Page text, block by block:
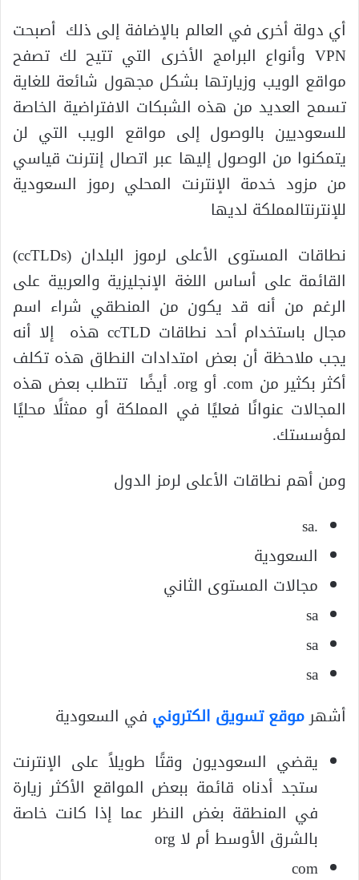
أي دولة أخرى في العالم بالإضافة إلى ذلك أصبحت
VPN وأنواع البرامج الأخرى التي تتيح لك تصفح
مواقع الويب وزيارتها بشكل مجهول شائعة للغاية
تسمح العديد من هذه الشبكات الافتراضية الخاصة
للسعوديين بالوصول إلى مواقع الويب التي لن
يتمكنوا من الوصول إليها عبر اتصال إنترنت قياسي
من مزود خدمة الإنترنت المحلي رموز السعودية
للإنترنتالمملكة لديها
نطاقات المستوى الأعلى لرموز البلدان (ccTLDs)
القائمة على أساس اللغة الإنجليزية والعربية على
الرغم من أنه قد يكون من المنطقي شراء اسم
مجال باستخدام أحد نطاقات ccTLD هذه إلا أنه
يجب ملاحظة أن بعض امتدادات النطاق هذه تكلف
أكثر بكثير من com. أو org. أيضًا تتطلب بعض هذه
المجالات عنوانًا فعليًا في المملكة أو ممثلًا محليًا
لمؤسستك.
ومن أهم نطاقات الأعلى لرمز الدول
.sa
السعودية
مجالات المستوى الثاني
sa
sa
sa
أشهرموقع تسويق الكتروني في السعودية
يقضي السعوديون وقتًا طويلاً على الإنترنت
ستجد أدناه قائمة ببعض المواقع الأكثر زيارة
في المنطقة بغض النظر عما إذا كانت خاصة
بالشرق الأوسط أم لا org
com